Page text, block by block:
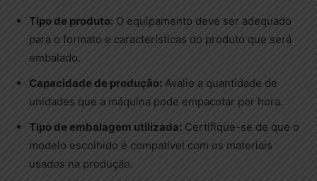
Tipo de produto: O equipamento deve ser adequado
para o formato e características do produto que será
embalado.
Capacidade de produção: Avalie a quantidade de
unidades que a máquina pode empacotar por hora.
Tipo de embalagem utilizada: Certifique-se de que o
modelo escolhido é compatível com os materiais
usados na produção.